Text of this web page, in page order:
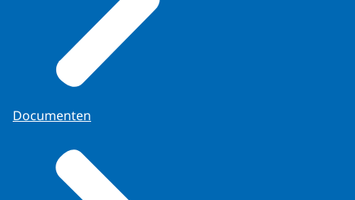
Documenten